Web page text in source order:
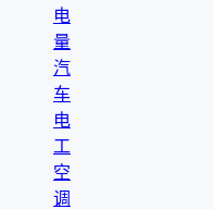
电
量
汽
车
电
工
空
调